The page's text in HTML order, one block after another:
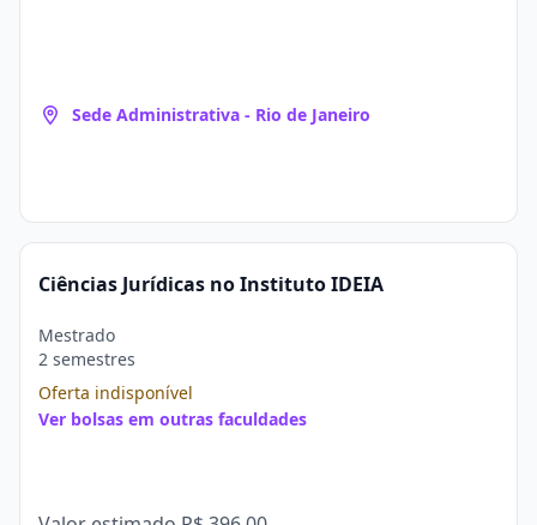
Sede Administrativa - Rio de Janeiro
Ciências Jurídicas no Instituto IDEIA
Mestrado
2 semestres
Oferta indisponível
Ver bolsas em outras faculdades